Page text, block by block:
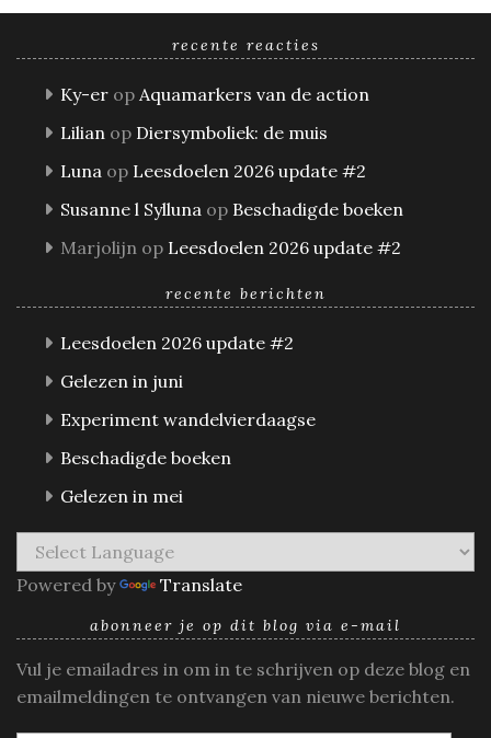
recente reacties
Ky-er op Aquamarkers van de action
Lilian op Diersymboliek: de muis
Luna op Leesdoelen 2026 update #2
Susanne l Sylluna op Beschadigde boeken
Marjolijn op Leesdoelen 2026 update #2
recente berichten
Leesdoelen 2026 update #2
Gelezen in juni
Experiment wandelvierdaagse
Beschadigde boeken
Gelezen in mei
Powered by Translate
abonneer je op dit blog via e-mail
Vul je emailadres in om in te schrijven op deze blog en
emailmeldingen te ontvangen van nieuwe berichten.